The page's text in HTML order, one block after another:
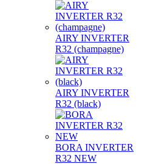
AIRY INVERTER
R32 (champagne)
AIRY INVERTER
R32 (black)
BORA INVERTER
R32 NEW